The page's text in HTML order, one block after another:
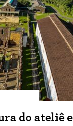
do ateliê e